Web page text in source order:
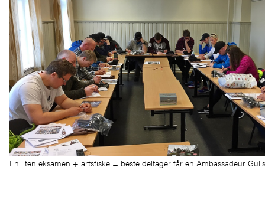
En liten eksamen + artsfiske = beste deltager får en Ambassadeur